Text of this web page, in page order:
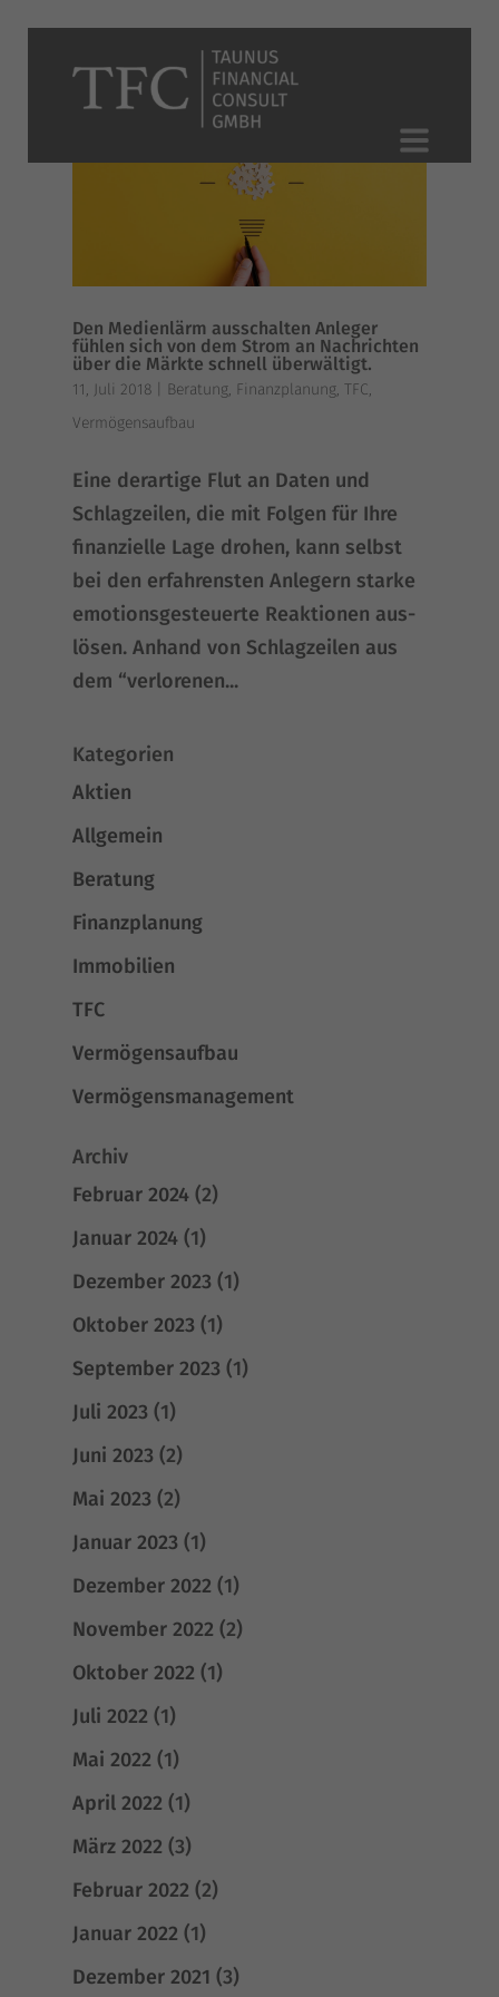
Den Medienlärm ausschalten Anleger
fühlen sich von dem Strom an Nachrichten
über die Märkte schnell überwältigt.
11, Juli 2018 Beratung, Finanzplanung, TFC,
Vermögensaufbau
Eine der­ar­ti­ge Flut an Daten und
Schlag­zei­len, die mit Fol­gen für Ihre
finan­zi­el­le Lage dro­hen, kann selbst
bei den erfah­rens­ten Anle­gern star­ke
emo­ti­ons­ge­steu­er­te Reak­tio­nen aus­
lö­sen. Anhand von Schlag­zei­len aus
dem “ver­lo­re­nen...
Kategorien
Aktien
Allgemein
Beratung
Finanzplanung
Immobilien
TFC
Vermögensaufbau
Vermögensmanagement
Archiv
Februar 2024(2)
Januar 2024(1)
Dezember 2023 (1)
Oktober 2023 (1)
September 2023 (1)
Juli 2023 (1)
Juni 2023 (2)
Mai 2023 (2)
Januar 2023 (1)
Dezember 2022 (1)
November 2022 (2)
Oktober 2022 (1)
Juli 2022 (1)
Mai 2022 (1)
April 2022 (1)
März 2022 (3)
Februar 2022 (2)
Januar 2022 (1)
Dezember 2021 (3)